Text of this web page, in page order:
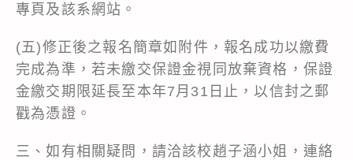
專頁及該系網站。
(五)修正後之報名簡章如附件，報名成功以繳費
完成為準，若未繳交保證金視同放棄資格，保證
金繳交期限延長至本年7月31日止，以信封之郵
戳為憑證。
三、如有相關疑問，請洽該校趙子涵小姐，連絡